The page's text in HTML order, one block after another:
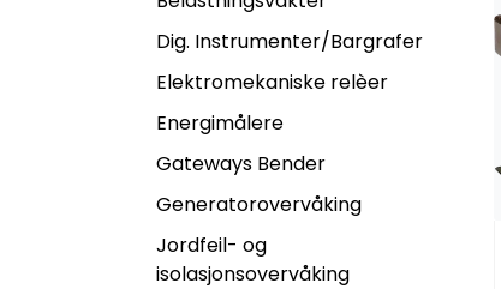
Dig. Instrumenter/Bargrafer
Elektromekaniske relèer
Energimålere
Gateways Bender
Generatorovervåking
Jordfeil- og
isolasjonsovervåking